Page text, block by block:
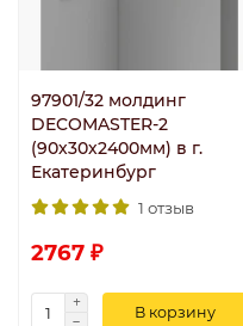
97901/32 молдинг
DECOMASTER-2
(90х30х2400мм) в г.
Екатеринбург
1 отзыв
2767 ₽
В корзину